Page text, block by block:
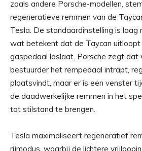
zoals andere Porsche-modellen,
regeneratieve remmen van de
Tesla. De standaardinstelling is laag
wat betekent dat de Taycan uitloopt
gaspedaal loslaat. Porsche zegt dat
bestuurder het rempedaal intrapt,
plaatsvindt, maar er is een venster
de daadwerkelijke remmen in het
tot stilstand te brengen.
Tesla maximaliseert regeneratief
rijmodus, waarbij de lichtere